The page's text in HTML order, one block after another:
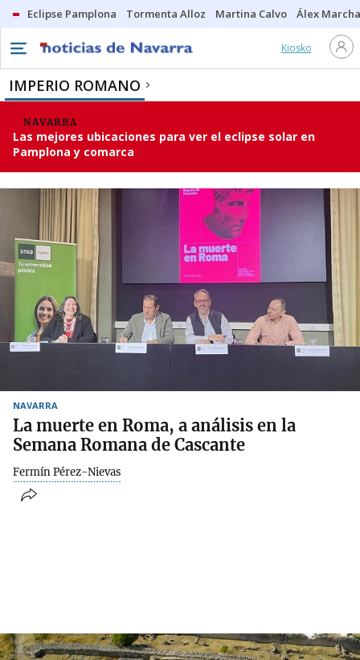
Eclipse Pamplona Tormenta Alloz Martina Calvo Álex
Kiosko
IMPERIO ROMANO
NAVARRA
Las mejores ubicaciones para ver el eclipse solar en
Pamplona y comarca
NAVARRA
La muerte en Roma, a análisis en la
Semana Romana de Cascante
Fermín Pérez-Nievas